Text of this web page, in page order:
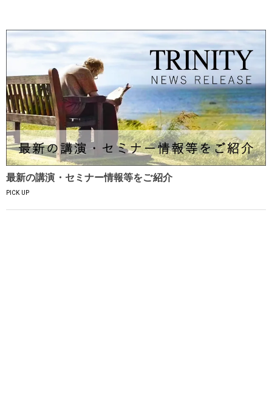
最新の講演・セミナー情報等をご紹介
PICK UP